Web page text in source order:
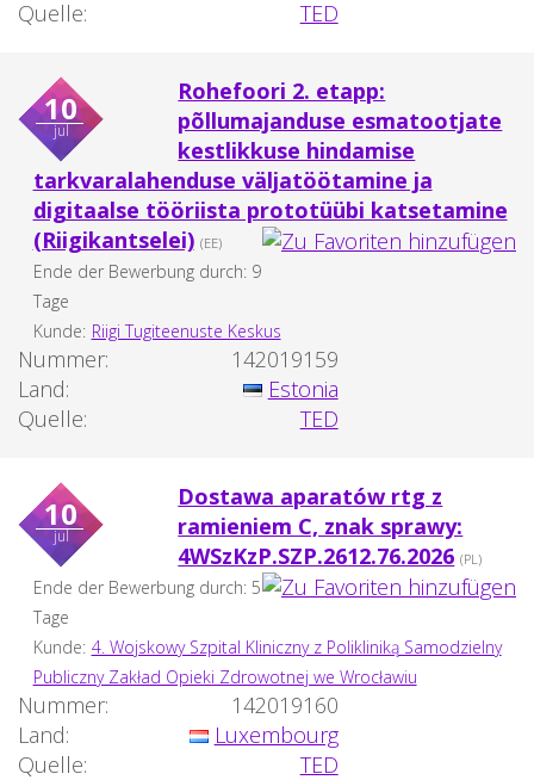
Quelle:
TED
10
jul
Rohefoori 2. etapp:
põllumajanduse esmatootjate
kestlikkuse hindamise
tarkvaralahenduse väljatöötamine ja
digitaalse tööriista prototüübi katsetamine
(Riigikantselei) (EE)
Ende der Bewerbung durch: 9
Tage
Kunde: Riigi Tugiteenuste Keskus
Nummer:
142019159
Land:
Estonia
Quelle:
TED
10
jul
Dostawa aparatów rtg z
ramieniem C, znak sprawy:
4WSzKzP.SZP.2612.76.2026 (PL)
Ende der Bewerbung durch: 5
Tage
Kunde: 4. Wojskowy Szpital Kliniczny z Polikliniką Samodzielny
Publiczny Zakład Opieki Zdrowotnej we Wrocławiu
Nummer:
142019160
Land:
Luxembourg
Quelle:
TED